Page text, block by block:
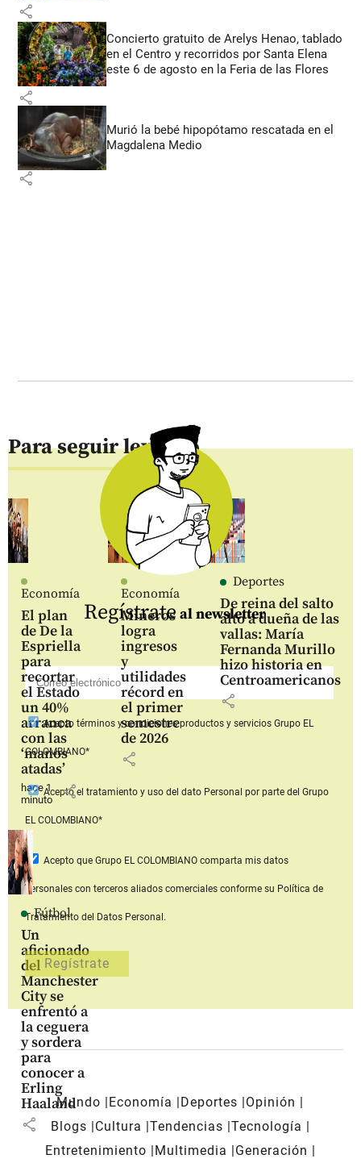
share
Concierto gratuito de Arelys Henao, tablado
en el Centro y recorridos por Santa Elena
este 6 de agosto en la Feria de las Flores
share
Murió la bebé hipopótamo rescatada en el
Magdalena Medio
share
Para seguir leyendo
Economía
El plan
de De la
Espriella
para
recortar
el Estado
un 40%
arranca
con las
‘manos
atadas’
hace 1
minuto
share
Economía
Mineros
logra
ingresos
y
utilidades
récord en
el primer
semestre
de 2026
share
Deportes
De reina del salto
alto a dueña de las
vallas: María
Fernanda Murillo
hizo historia en
Centroamericanos
share
Fútbol
Un
aficionado
del
Manchester
City se
enfrentó a
la ceguera
y sordera
para
conocer a
Erling
Haaland
share
Regístrate al newsletter
Aceptotérminos y condiciones productos y serviciosGrupo EL
COLOMBIANO*
Aceptoel tratamiento y uso del dato Personal por parte del Grupo
EL COLOMBIANO*
Acepto que Grupo EL COLOMBIANOcomparta mis datos
personales con terceros aliados comerciales conforme su Política de
Tratamiento del Datos Personal.
Mundo Economía Deportes
Opinión
Blogs
Cultura Tendencias Tecnología
Entretenimiento
Multimedia
Generación